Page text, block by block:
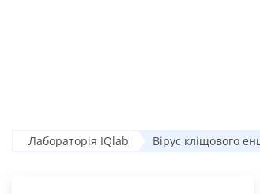
Лабораторія IQlab Вірус кліщового